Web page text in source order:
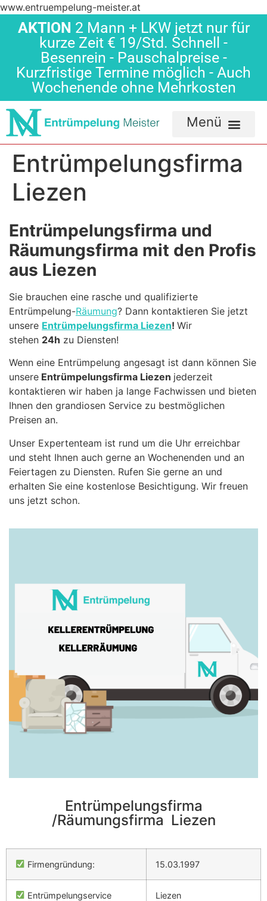
www.entruempelung-meister.at
AKTION 2 Mann + LKW jetzt nur für
kurze Zeit € 19/Std. Schnell -
Besenrein - Pauschalpreise -
Kurzfristige Termine möglich - Auch
Wochenende ohne Mehrkosten
Entrümpelungsfirma
Liezen
Entrümpelungsfirma und
Räumungsfirma mit den Profis
aus Liezen
Sie brauchen eine rasche und qualifizierte
Entrümpelung-Räumung? Dann kontaktieren Sie jetzt
unsere Entrümpelungsfirma Liezen! Wir
stehen 24h zu Diensten!
Wenn eine Entrümpelung angesagt ist dann können Sie
unsere Entrümpelungsfirma Liezen jederzeit
kontaktieren wir haben ja lange Fachwissen und bieten
Ihnen den grandiosen Service zu bestmöglichen
Preisen an.
Unser Expertenteam ist rund um die Uhr erreichbar
und steht Ihnen auch gerne an Wochenenden und an
Feiertagen zu Diensten. Rufen Sie gerne an und
erhalten Sie eine kostenlose Besichtigung. Wir freuen
uns jetzt schon.
Entrümpelungsfirma
/Räumungsfirma Liezen
Firmengründung: 15.03.1997
Entrümpelungservice
Liezen